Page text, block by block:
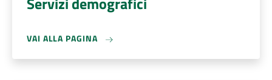
VAI ALLA PAGINA